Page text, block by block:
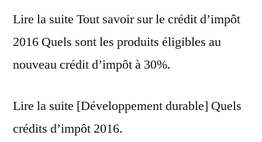
Lire la suite Tout savoir sur le crédit d’impôt
2016 Quels sont les produits éligibles au
nouveau crédit d’impôt à 30%.
Lire la suite [Développement durable] Quels
crédits d’impôt 2016.